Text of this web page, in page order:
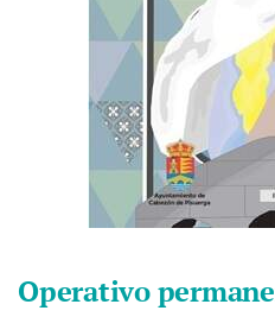
Operativo